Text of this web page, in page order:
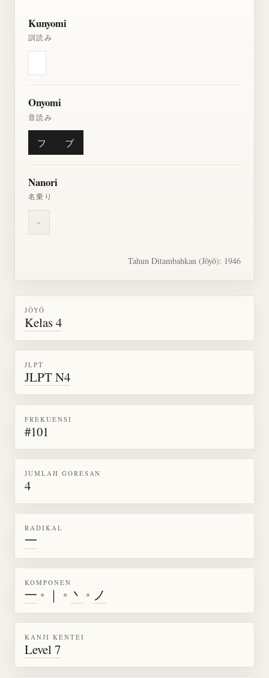
Kunyomi
訓読み
Onyomi
音読み
フ ブ
Nanori
名乗り
-
Tahun Ditambahkan (Jōyō): 1946
JŌYŌ
Kelas 4
JLPT
JLPT N4
FREKUENSI
#101
JUMLAH GORESAN
4
RADIKAL
一
KOMPONEN
一 • ｜ • 丶 • ノ
KANJI KENTEI
Level 7